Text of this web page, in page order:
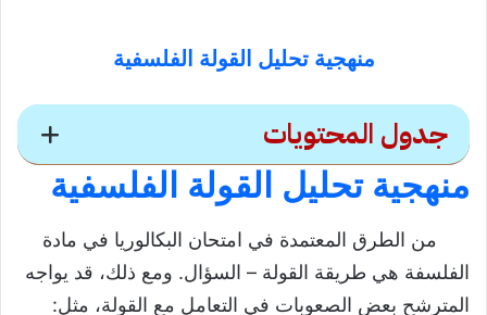
منهجية تحليل القولة الفلسفية
جدول المحتويات
منهجية تحليل القولة
الفلسفية
منهجية تحليل القولة الفلسفية
منهجية تحليل القولة الفلسفية
من الطرق المعتمدة في امتحان البكالوريا في مادة
الفلسفة هي طريقة القولة – السؤال. ومع ذلك، قد يواجه
المترشح بعض الصعوبات في التعامل مع القولة، مثل: